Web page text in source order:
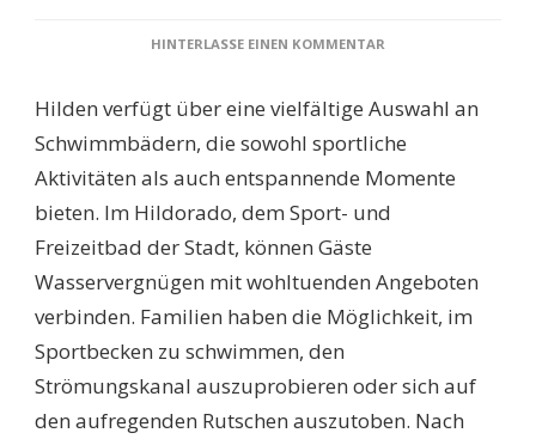
HINTERLASSE EINEN KOMMENTAR
ENTDECKEN
SIE
DIE
BESTEN
ZUM
ENTSPANNEN
IN
Hilden verfügt über eine vielfältige Auswahl an
Schwimmbädern, die sowohl sportliche
Aktivitäten als auch entspannende Momente
bieten. Im Hildorado, dem Sport- und
Freizeitbad der Stadt, können Gäste
Wasservergnügen mit wohltuenden Angeboten
verbinden. Familien haben die Möglichkeit, im
Sportbecken zu schwimmen, den
Strömungskanal auszuprobieren oder sich auf
den aufregenden Rutschen auszutoben. Nach